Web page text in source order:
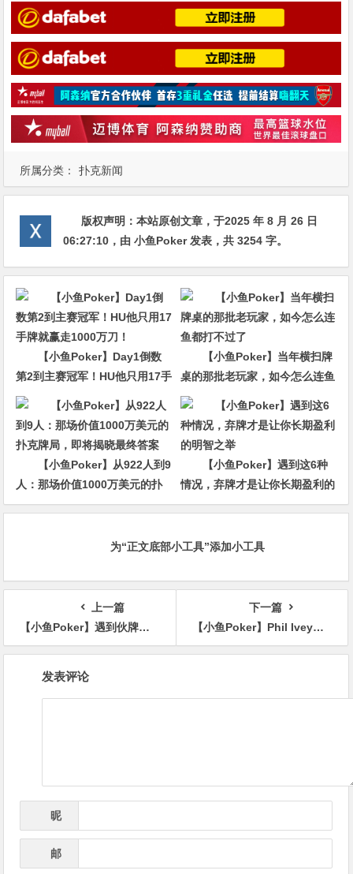
所属分类： 扑克新闻
版权声明：本站原创文章，于2025 年 8 月 26 日
06:27:10 ，由小鱼Poker发表，共 3254 字。
【小鱼Poker】Day1倒数
第2到主赛冠军！HU他只用17手
牌就赢走1000万刀！
【小鱼Poker】当年横扫牌
桌的那批老玩家，如今怎么连鱼
都打不过了
【小鱼Poker】从922人到9
人：那场价值1000万美元的扑
克牌局，即将揭晓最终答案
【小鱼Poker】遇到这6种
情况，弃牌才是让你长期盈利的
明智之举
为“正文底部小工具”添加小工具
上一篇
【小鱼Poker】遇到伙牌怎么办？如何识别伙牌？注意这9个迹象
下一篇
【小鱼Poker】Phil Ivey以42,500美元的双倍溢价卖出科比战靴
发表评论
昵
邮